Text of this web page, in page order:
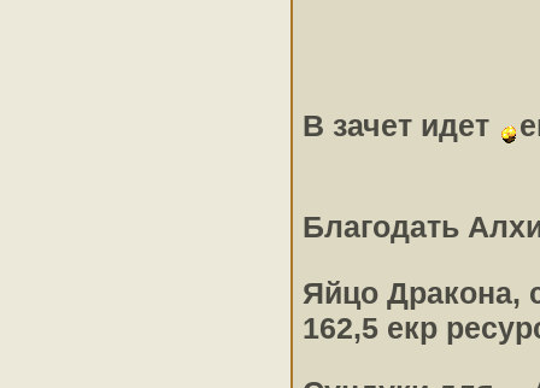
В зачет идет
Благодать
Яйцо Дракона,
162,5 екр